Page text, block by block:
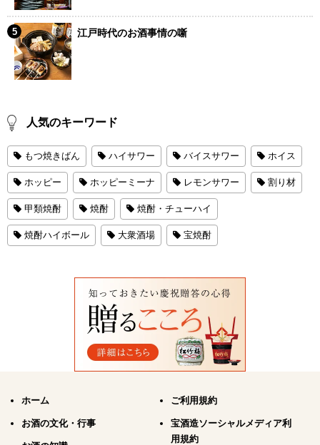
江戸時代のお酒事情の噺
人気のキーワード
もつ焼きばん ハイサワー バイスサワー ホイス
ホッピー ホッピーミーナ レモンサワー 割り材
甲類焼酎 焼酎 焼酎・チューハイ
焼酎ハイボール 大衆酒場 宝焼酎
ホーム
お酒の文化・行事
ご利用規約
宝酒造ソーシャルメディア利
用規約